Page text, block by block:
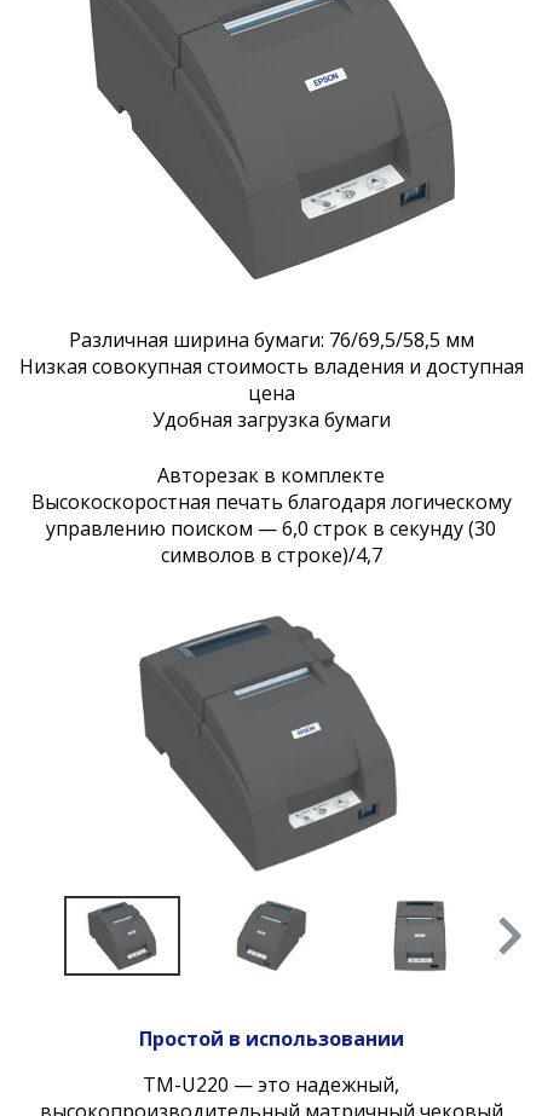
Различная ширина бумаги: 76/69,5/58,5 мм
Низкая совокупная стоимость владения и доступная
цена
Удобная загрузка бумаги
Авторезак в комплекте
Высокоскоростная печать благодаря логическому
управлению поиском — 6,0 строк в секунду (30
символов в строке)/4,7
Простой в использовании
TM-U220 — это надежный,